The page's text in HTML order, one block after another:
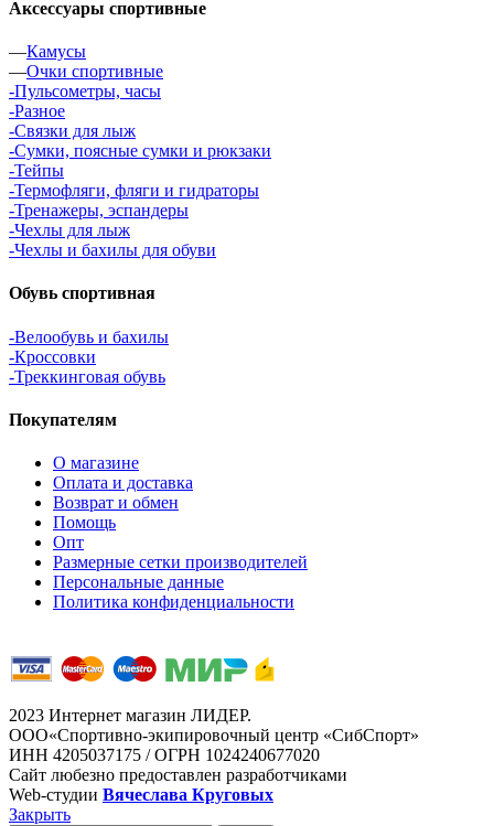
Аксессуары спортивные
—Камусы
—Очки спортивные
-Пульсометры, часы
-Разное
-Связки для лыж
-Сумки, поясные сумки и рюкзаки
-Тейпы
-Термофляги, фляги и гидраторы
-Тренажеры, эспандеры
-Чехлы для лыж
-Чехлы и бахилы для обуви
Обувь спортивная
-Велообувь и бахилы
-Кроссовки
-Треккинговая обувь
Покупателям
О магазине
Оплата и доставка
Возврат и обмен
Помощь
Опт
Размерные сетки производителей
Персональные данные
Политика конфиденциальности
2023 Интернет магазин ЛИДЕР.
ООО«Спортивно-экипировочный центр «СибСпорт»
ИНН 4205037175 / ОГРН 1024240677020
Сайт любезно предоставлен разработчиками
Web-студии Вячеслава Круговых
Закрыть